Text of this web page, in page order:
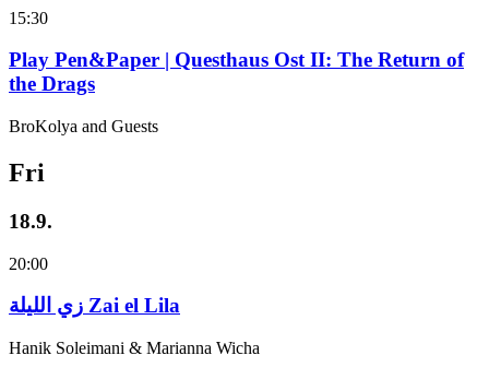
15:30
Play Pen&Paper | Questhaus Ost II: The Return of
the Drags
BroKolya and Guests
Fri
18.9.
20:00
زي‌ اللیلة Zai el Lila
Hanik Soleimani & Marianna Wicha